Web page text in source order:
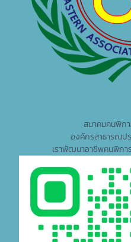
สมาคมคนพิก
องค์กรสาธารณป
เราพัฒนาอาชีพคนพิกา